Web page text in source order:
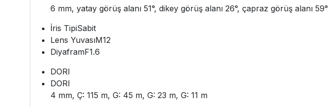
6 mm, yatay görüş alanı 51°, dikey görüş alanı 26°, çapraz görüş alanı 59°
İris TipiSabit
Lens YuvasıM12
DiyaframF1.6
DORI
DORI
4 mm, Ç: 115 m, G: 45 m, G: 23 m, G: 11 m